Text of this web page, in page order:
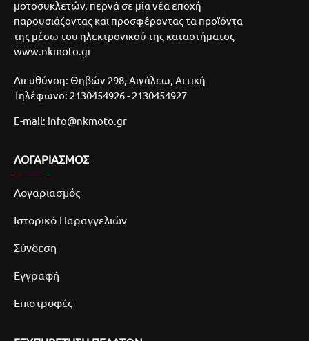
μοτοσυκλετών, περνά σε μία νέα εποχή
παρουσιάζοντας και προσφέροντας τα προϊόντα
της μέσω του ηλεκτρονικού της καταστήματος
www.nkmoto.gr
Διευθύνση: Θηβών 298, Αιγάλεω, Αττική
Τηλέφωνο: 2130454926 - 2130454927
E-mail: info@nkmoto.gr
ΛΟΓΑΡΙΑΣΜΌΣ
Λογαριασμός
Ιστορικό Παραγγελιών
Σύνδεση
Εγγραφή
Επιστροφές